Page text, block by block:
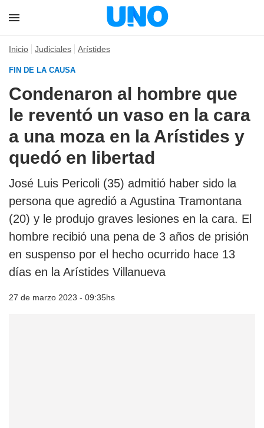
Inicio Judiciales Arístides
FIN DE LA CAUSA
Condenaron al hombre que
le reventó un vaso en la cara
a una moza en la Arístides y
quedó en libertad
José Luis Pericoli (35) admitió haber sido la
persona que agredió a Agustina Tramontana
(20) y le produjo graves lesiones en la cara. El
hombre recibió una pena de 3 años de prisión
en suspenso por el hecho ocurrido hace 13
días en la Arístides Villanueva
27 de marzo 2023 - 09:35hs